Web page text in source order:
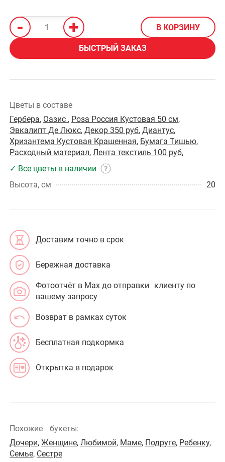
- + В КОРЗИНУ
БЫСТРЫЙ ЗАКАЗ
Цветы в составе
Гербера, Оазис , Роза Россия Кустовая 50 см,
Эвкалипт Де Люкс, Декор 350 руб, Диантус,
Хризантема Кустовая Крашенная, Бумага Тишью,
Расходный материал, Лента текстиль 100 руб,
✓ Все цветы в наличии
Высота, см
20
Доставим точно в срок
Бережная доставка
Фотоотчёт в Max до отправки клиенту по
вашему запросу
Возврат в рамках суток
Бесплатная подкормка
Открытка в подарок
Похожие букеты:
Дочери, Женщине, Любимой, Маме, Подруге, Ребенку,
Семье, Сестре